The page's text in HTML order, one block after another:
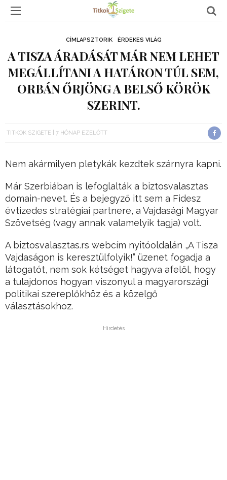
CÍMLAPSZTORIK ÉRDEKES VILÁG
A TISZA ÁRADÁSÁT MÁR NEM LEHET
MEGÁLLÍTANI A HATÁRON TÚL SEM,
ORBÁN ŐRJÖNG A BELSŐ KÖRÖK
SZERINT.
TITKOK SZIGETE 7 HÓNAP EZELŐTT
Nem akármilyen pletykák kezdtek szárnyra kapni.
Már Szerbiában is lefoglalták a biztosvalasztas
domain-nevet. És a bejegyző itt sem a Fidesz
évtizedes stratégiai partnere, a Vajdasági Magyar
Szövetség (vagy annak valamelyik tagja) volt.
A biztosvalasztas.rs webcím nyitóoldalán „A Tisza
Vajdaságon is keresztülfolyik!” üzenet fogadja a
látogatót, nem sok kétséget hagyva afelől, hogy
a tulajdonos hogyan viszonyul a magyarországi
politikai szereplőkhöz és a közelgő
választásokhoz.
Hirdetés